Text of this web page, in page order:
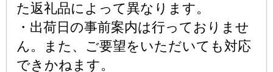
た返礼品によって異なります。
・出荷日の事前案内は行っておりませ
ん。また、ご要望をいただいても対応
できかねます。